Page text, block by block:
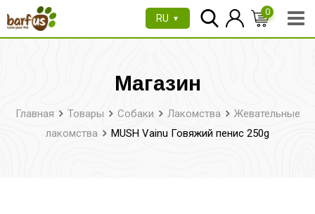
Перейти
RU ▼
0
Магазин
Главная Товары Собаки Лакомства
Жевательные
лакомства
MUSH Vainu Говяжий пенис 250g